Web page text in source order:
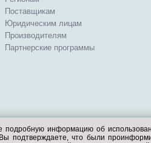
Поставщикам
Юридическим лицам
Производителям
Партнерские программы
подробную информацию об
подтверждаете, что были